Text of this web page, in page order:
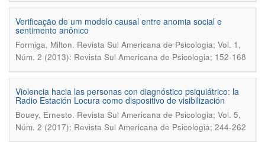
Verificação de um modelo causal entre anomia social e
sentimento anônico
Formiga, Milton. Revista Sul Americana de Psicologia; Vol. 1,
Núm. 2 (2013): Revista Sul Americana de Psicologia; 152-168
Violencia hacia las personas con diagnóstico psiquiátrico: la
Radio Estación Locura como dispositivo de visibilización
Bouey, Ernesto. Revista Sul Americana de Psicologia; Vol. 5,
Núm. 2 (2017): Revista Sul Americana de Psicologia; 244-262